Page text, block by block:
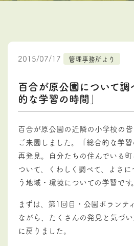
2015/07/17 管理事務所より
百合が原公園について
的な学習の時間」
百合が原公園の近隣の小学校の
ご来園しました。「総合的な学
再発見。自分たちの住んでいる
ついて、くわしく調べて、よさ
う地域・環境についての学習です。
まずは、第1回目・公園ボランテ
ながら、たくさんの発見と気づ
に戻りました。